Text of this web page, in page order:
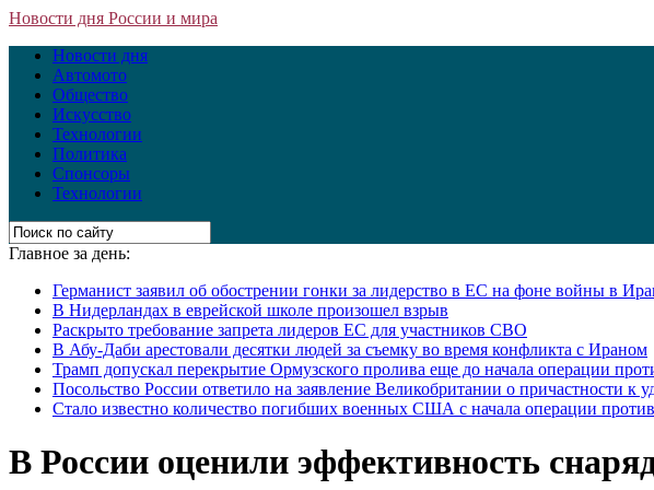
Новости дня России и мира
Новости дня
Автомото
Общество
Искусство
Технологии
Политика
Спонсоры
Технологии
Главное за день:
Германист заявил об обострении гонки за лидерство в ЕС на фоне войны в
В Нидерландах в еврейской школе произошел взрыв
Раскрыто требование запрета лидеров ЕС для участников СВО
В Абу-Даби арестовали десятки людей за съемку во время конфликта с Ираном
Трамп допускал перекрытие Ормузского пролива еще до начала операции
Посольство России ответило на заявление Великобритании о причастности к
Стало известно количество погибших военных США с начала операции
В России оценили эффективность